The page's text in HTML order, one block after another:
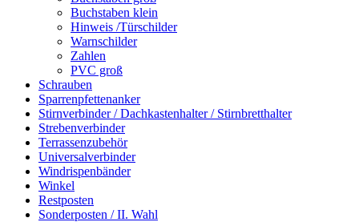
Buchstaben klein
Hinweis /Türschilder
Warnschilder
Zahlen
PVC groß
Schrauben
Sparrenpfettenanker
Stirnverbinder / Dachkastenhalter / Stirnbretthalter
Strebenverbinder
Terrassenzubehör
Universalverbinder
Windrispenbänder
Winkel
Restposten
Sonderposten / II. Wahl